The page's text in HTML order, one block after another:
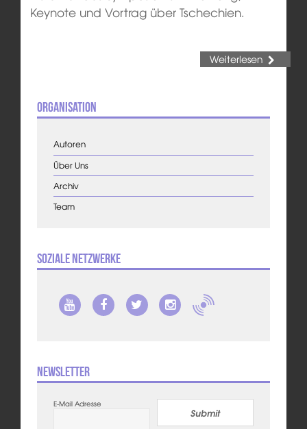
Keynote und Vortrag über Tschechien.
Weiterlesen
Organisation
Autoren
Über Uns
Archiv
Team
Soziale Netzwerke
Newsletter
E-Mail Adresse
Submit